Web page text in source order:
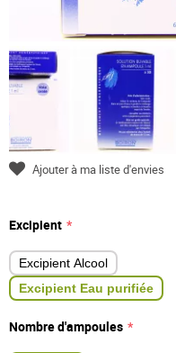
Excipient
Excipient Alcool
Excipient Eau purifiée
Nombre d'ampoules
Ajouter à ma liste d'envies